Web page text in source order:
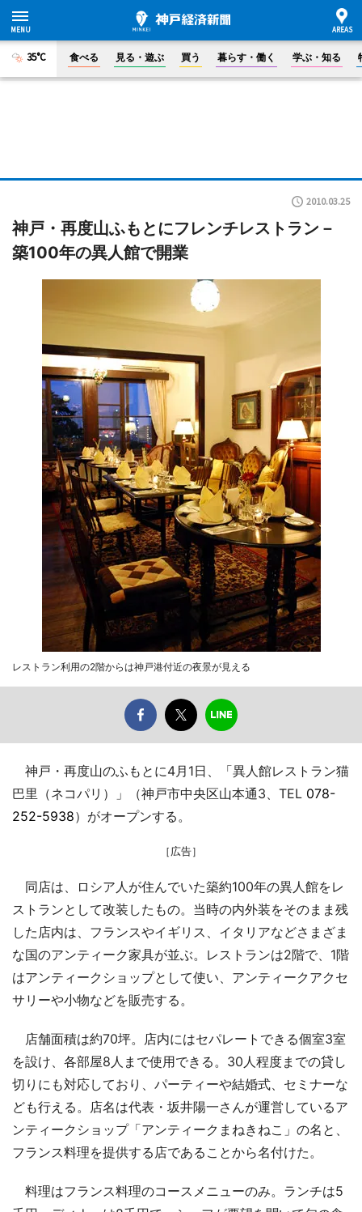
35°C 食べる 見る・遊ぶ 買う 暮らす・働く 学ぶ・知る
2010.03.25
神戸・再度山ふもとにフレンチレストラン－
築100年の異人館で開業
レストラン利用の2階からは神戸港付近の夜景が見える
神戸・再度山のふもとに4月1日、「異人館レストラン猫
巴里（ネコパリ）」（神戸市中央区山本通3、TEL 078-
252-5938）がオープンする。
［広告］
同店は、ロシア人が住んでいた築約100年の異人館をレ
ストランとして改装したもの。当時の内外装をそのまま残
した店内は、フランスやイギリス、イタリアなどさまざま
な国のアンティーク家具が並ぶ。レストランは2階で、1階
はアンティークショップとして使い、アンティークアクセ
サリーや小物などを販売する。
店舗面積は約70坪。店内にはセパレートできる個室3室
を設け、各部屋8人まで使用できる。30人程度までの貸し
切りにも対応しており、パーティーや結婚式、セミナーな
ども行える。店名は代表・坂井陽一さんが運営しているア
ンティークショップ「アンティークまねきねこ」の名と、
フランス料理を提供する店であることから名付けた。
料理はフランス料理のコースメニューのみ。ランチは5